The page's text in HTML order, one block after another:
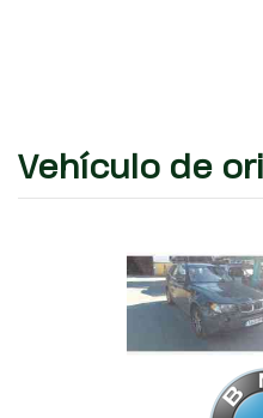
Vehículo de